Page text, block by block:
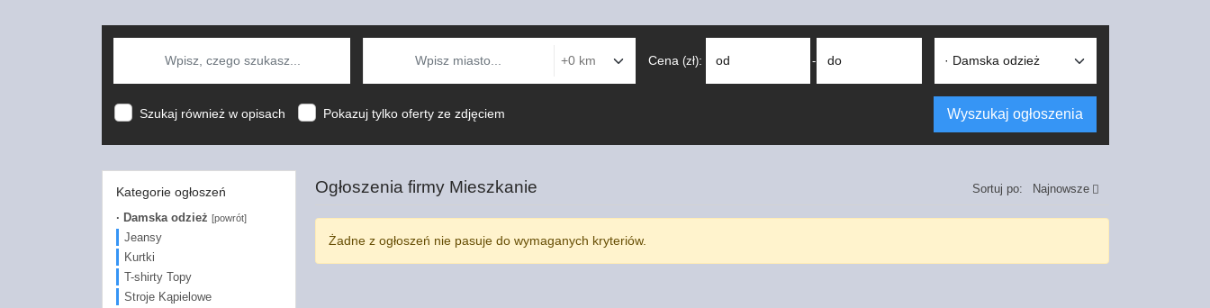
Cena (zł): od - do
Szukaj również w opisach Pokazuj tylko oferty ze zdjęciem Wyszukaj ogłoszenia
Ogłoszenia firmy Mieszkanie Sortuj po: Najnowsze
Żadne z ogłoszeń nie pasuje do wymaganych kryteriów.
Kategorie ogłoszeń
· Damska odzież [powrót]
Jeansy
Kurtki
T-shirty Topy
Stroje Kąpielowe